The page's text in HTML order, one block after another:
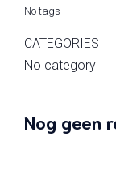
No tags
CATEGORIES
No category
Nog geen